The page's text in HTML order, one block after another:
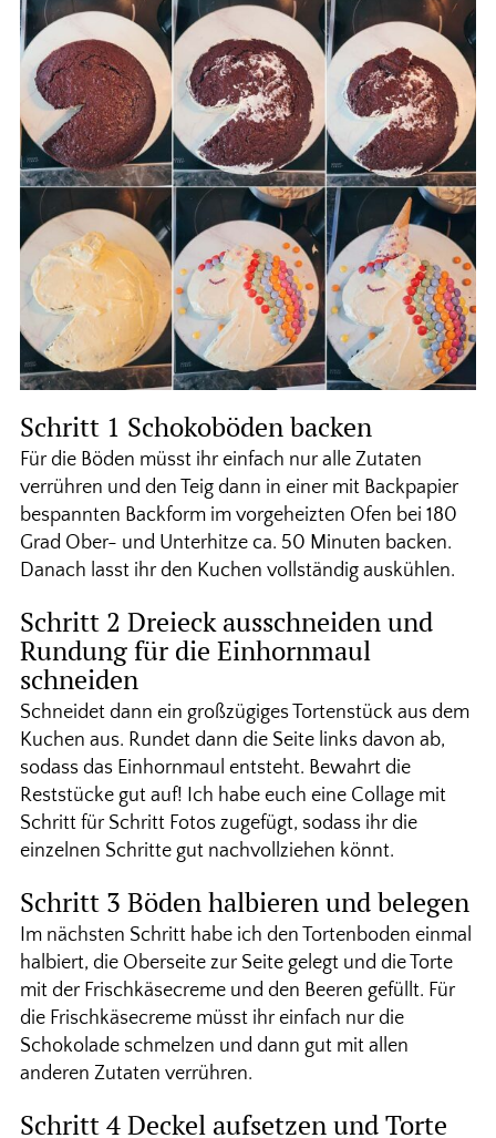
Schritt 1 Schokoböden backen
Für die Böden müsst ihr einfach nur alle Zutaten
verrühren und den Teig dann in einer mit Backpapier
bespannten Backform im vorgeheizten Ofen bei 180
Grad Ober- und Unterhitze ca. 50 Minuten backen.
Danach lasst ihr den Kuchen vollständig auskühlen.
Schritt 2 Dreieck ausschneiden und
Rundung für die Einhornmaul
schneiden
Schneidet dann ein großzügiges Tortenstück aus dem
Kuchen aus. Rundet dann die Seite links davon ab,
sodass das Einhornmaul entsteht. Bewahrt die
Reststücke gut auf! Ich habe euch eine Collage mit
Schritt für Schritt Fotos zugefügt, sodass ihr die
einzelnen Schritte gut nachvollziehen könnt.
Schritt 3 Böden halbieren und belegen
Im nächsten Schritt habe ich den Tortenboden einmal
halbiert, die Oberseite zur Seite gelegt und die Torte
mit der Frischkäsecreme und den Beeren gefüllt. Für
die Frischkäsecreme müsst ihr einfach nur die
Schokolade schmelzen und dann gut mit allen
anderen Zutaten verrühren.
Schritt 4 Deckel aufsetzen und Torte